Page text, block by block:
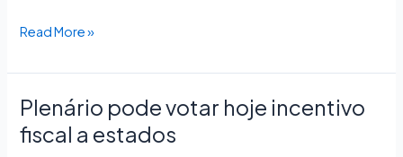
Read More »
Plenário pode votar hoje incentivo
fiscal a estados
Plenário
pode
votar